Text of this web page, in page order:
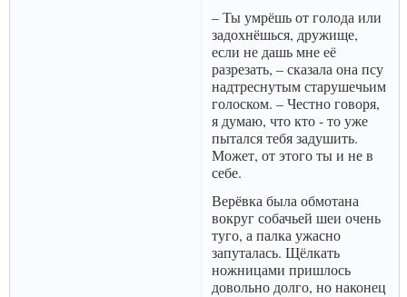
– Ты умрёшь от голода или
задохнёшься, дружище,
если не дашь мне её
разрезать, – сказала она псу
надтреснутым старушечьим
голоском. – Честно говоря,
я думаю, что кто - то уже
пытался тебя задушить.
Может, от этого ты и не в
себе.
Верёвка была обмотана
вокруг собачьей шеи очень
туго, а палка ужасно
запуталась. Щёлкать
ножницами пришлось
довольно долго, но наконец